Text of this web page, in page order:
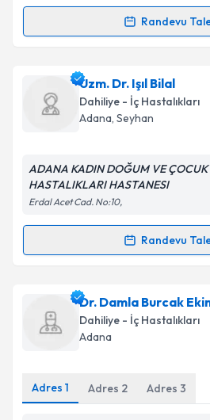
Kişisel verilerimin
'ni okudum ve kişisel
kapsamda işlenmesini
Takvim Talebini
Randevu
Randevu Takvimi Talebi
Dr. Barbaros Şahin Karagün
talebi oluşturun. Size bu
için bir takvim hazırlandığında
bilgilendireceğiz.
E-posta Adresiniz
Kişisel verilerimin
Metni'ni okudum ve
Takvim Talebini
Uzm. Dr. Işıl Bilal
Dahiliye - İç Hastalıkları
Adana, Seyhan
ADANA KADIN DOĞUM VE ÇOCUK
HASTALIKLARI HASTANESI
Erdal Acet Cad. No:10,
Randevu
Randevu Takvimi Talebi
Uzm. Dr. Işıl Bilaliçin randevu
oluşturun. Size bu uzmandan
takvim hazırlandığında e-
Dr. Damla Burcak
Dahiliye - İç Hastalıkları
Adana
Adres 1 Adres 2 Adres 3